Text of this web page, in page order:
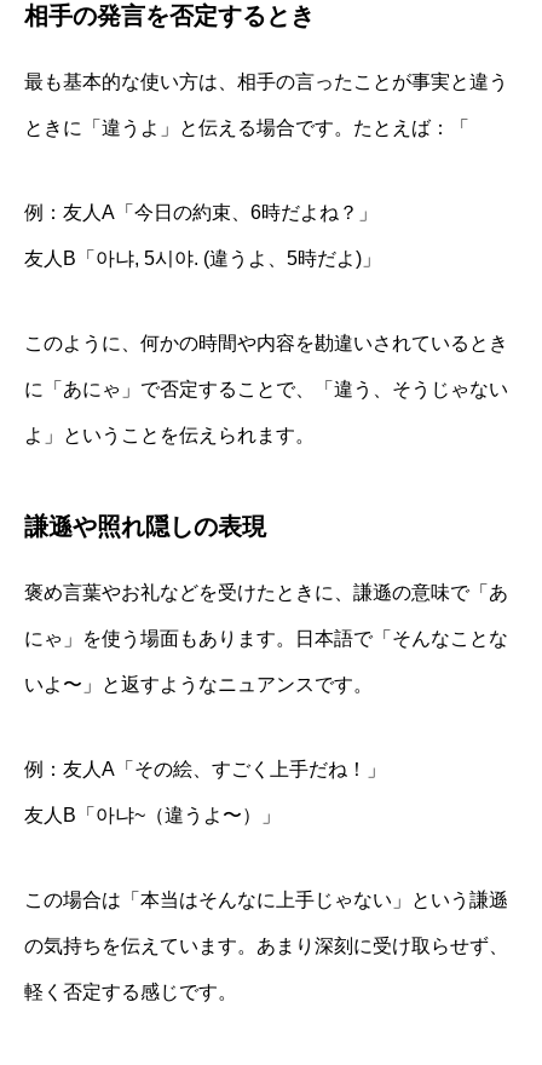
相手の発言を否定するとき
最も基本的な使い方は、相手の言ったことが事実と違う
ときに「違うよ」と伝える場合です。たとえば：「
例：友人A「今日の約束、6時だよね？」
友人B「아냐, 5시야. (違うよ、5時だよ)」
このように、何かの時間や内容を勘違いされているとき
に「あにゃ」で否定することで、「違う、そうじゃない
よ」ということを伝えられます。
謙遜や照れ隠しの表現
褒め言葉やお礼などを受けたときに、謙遜の意味で「あ
にゃ」を使う場面もあります。日本語で「そんなことな
いよ〜」と返すようなニュアンスです。
例：友人A「その絵、すごく上手だね！」
友人B「아냐~（違うよ〜）」
この場合は「本当はそんなに上手じゃない」という謙遜
の気持ちを伝えています。あまり深刻に受け取らせず、
軽く否定する感じです。